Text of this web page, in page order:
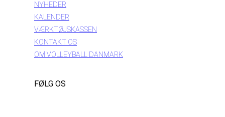
NYHEDER
KALENDER
VÆRKTØJSKASSEN
KONTAKT OS
OM VOLLEYBALL DANMARK
FØLG OS